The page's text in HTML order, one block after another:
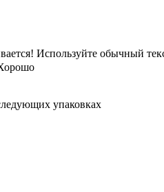
Используйте обычный
упаковках